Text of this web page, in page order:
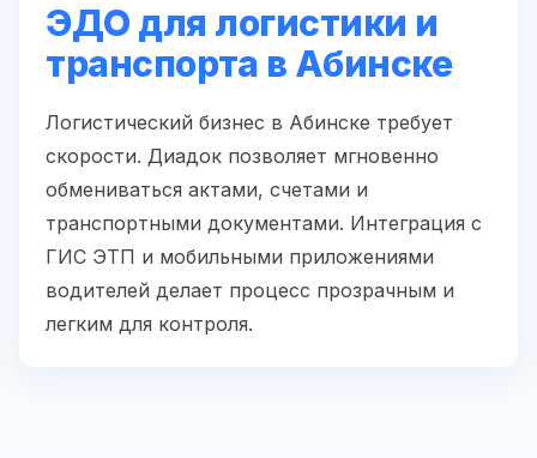
ЭДО для логистики и
транспорта в Абинске
Логистический бизнес в Абинске требует
скорости. Диадок позволяет мгновенно
обмениваться актами, счетами и
транспортными документами. Интеграция с
ГИС ЭТП и мобильными приложениями
водителей делает процесс прозрачным и
легким для контроля.